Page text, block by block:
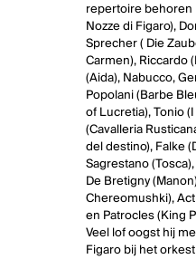
repertoire behoren
Nozze di Figaro),
Sprecher ( Die
Carmen), Riccardo
(Aida), Nabucco,
Popolani (Barbe
of Lucretia), Tonio
(Cavalleria
del destino), Falke
Sagrestano
De Bretigny
Chereomushki),
en Patrocles (King
Veel lof oogst hij
Figaro bij het